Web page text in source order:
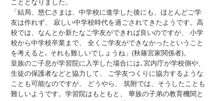
「結局、悠仁さまは、中学校に進学した後にも、ほとんどご学
友は作れず、 寂しい中学校時代を過ごされてきたようです。高
校では、なんとか新たなご学友ができれば良いのですが、 小学
校から中学校卒業まで、 全くご学友ができなかったということ
を考えると､ それも難しいでしょうね」(秋篠宮家関係者)。
皇族のご子息が学習院に入学した場合には､宮内庁が学校側や、
生徒の保護者などと協力して、 ご学友つくりに協力するような
ことも可能なのですが、 どうやら、 筑附では、そうしたことも
難しいようです。学習院はもともと、 華族の子弟の教育機関と